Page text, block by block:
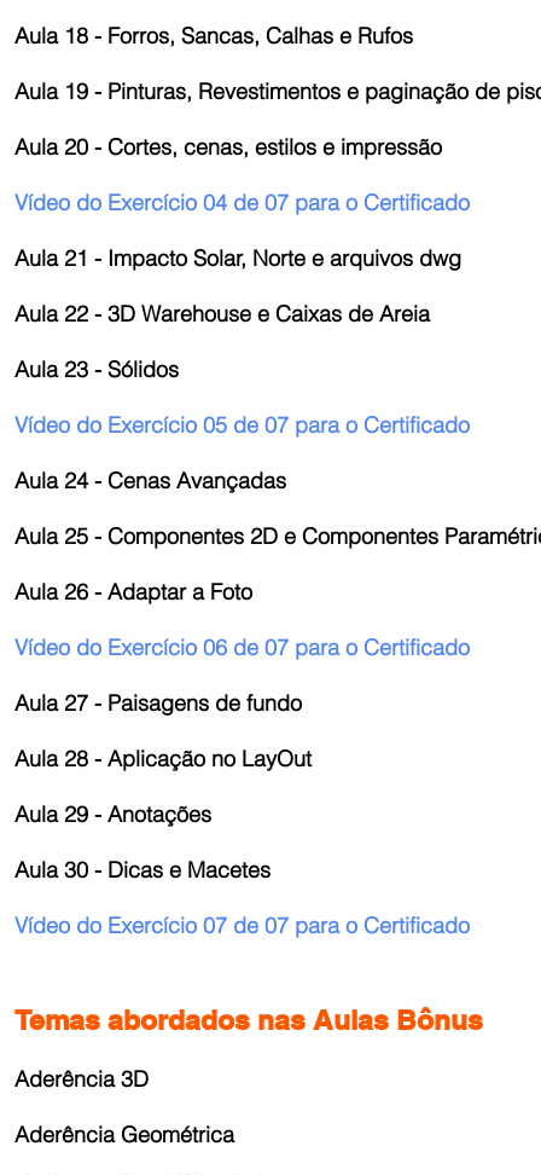
Aula 18 - Forros, Sancas, Calhas e Rufos
Aula 19 - Pinturas, Revestimentos e paginação de
Aula 20 - Cortes, cenas, estilos e impressão
Vídeo do Exercício 04 de 07 para o Certificado
Aula 21 - Impacto Solar, Norte e arquivos dwg
Aula 22 - 3D Warehouse e Caixas de Areia
Aula 23 - Sólidos
Vídeo do Exercício 05 de 07 para o Certificado
Aula 24 - Cenas Avançadas
Aula 25 - Componentes 2D e Componentes
Aula 26 - Adaptar a Foto
Vídeo do Exercício 06 de 07 para o Certificado
Aula 27 - Paisagens de fundo
Aula 28 - Aplicação no LayOut
Aula 29 - Anotações
Aula 30 - Dicas e Macetes
Vídeo do Exercício 07 de 07 para o Certificado
Temas abordados nas Aulas Bônus
Aderência 3D
Aderência Geométrica